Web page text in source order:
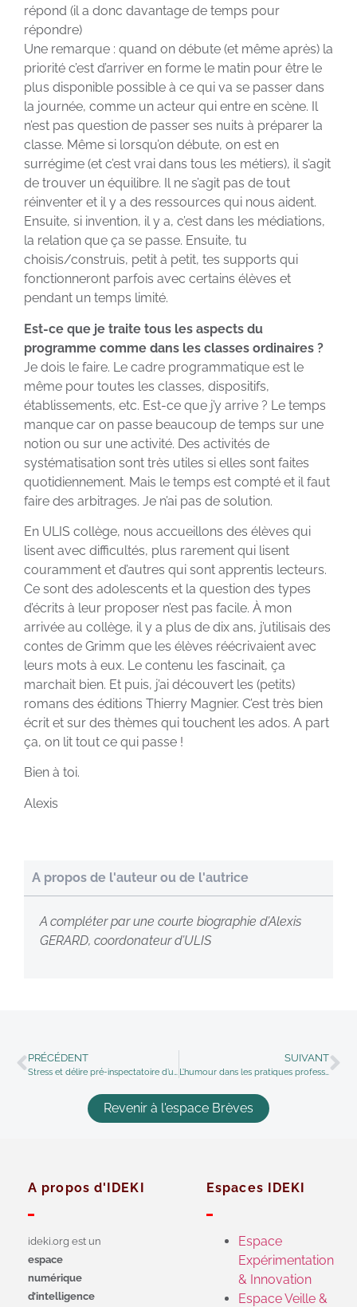
répond (il a donc davantage de temps pour
répondre)
Une remarque : quand on débute (et même après) la
priorité c’est d’arriver en forme le matin pour être le
plus disponible possible à ce qui va se passer dans
la journée, comme un acteur qui entre en scène. Il
n’est pas question de passer ses nuits à préparer la
classe. Même si lorsqu’on débute, on est en
surrégime (et c’est vrai dans tous les métiers), il s’agit
de trouver un équilibre. Il ne s’agit pas de tout
réinventer et il y a des ressources qui nous aident.
Ensuite, si invention, il y a, c’est dans les médiations,
la relation que ça se passe. Ensuite, tu
choisis/construis, petit à petit, tes supports qui
fonctionneront parfois avec certains élèves et
pendant un temps limité.
Est-ce que je traite tous les aspects du
programme comme dans les classes ordinaires ?
Je dois le faire. Le cadre programmatique est le
même pour toutes les classes, dispositifs,
établissements, etc. Est-ce que j’y arrive ? Le temps
manque car on passe beaucoup de temps sur une
notion ou sur une activité. Des activités de
systématisation sont très utiles si elles sont faites
quotidiennement. Mais le temps est compté et il faut
faire des arbitrages. Je n’ai pas de solution.
En ULIS collège, nous accueillons des élèves qui
lisent avec difficultés, plus rarement qui lisent
couramment et d’autres qui sont apprentis lecteurs.
Ce sont des adolescents et la question des types
d’écrits à leur proposer n’est pas facile. À mon
arrivée au collège, il y a plus de dix ans, j’utilisais des
contes de Grimm que les élèves réécrivaient avec
leurs mots à eux. Le contenu les fascinait, ça
marchait bien. Et puis, j’ai découvert les (petits)
romans des éditions Thierry Magnier. C’est très bien
écrit et sur des thèmes qui touchent les ados. A part
ça, on lit tout ce qui passe !
Bien à toi.
Alexis
A propos de l'auteur ou de l'autrice
A compléter par une courte biographie d’Alexis
GERARD, coordonateur d’ULIS
PRÉCÉDENT SUIVANT
L’humour dans les pratiques professionnelles du professeur des écoles
Revenir à l'espace Brèves
A propos d'IDEKI
ideki.org est un
espace
numérique
d’intelligence
Espaces IDEKI
Espace
Expérimentation
& Innovation
Espace Veille &